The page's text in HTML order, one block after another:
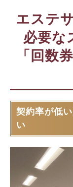
エステ
必要な
「回数
契約率が低
い